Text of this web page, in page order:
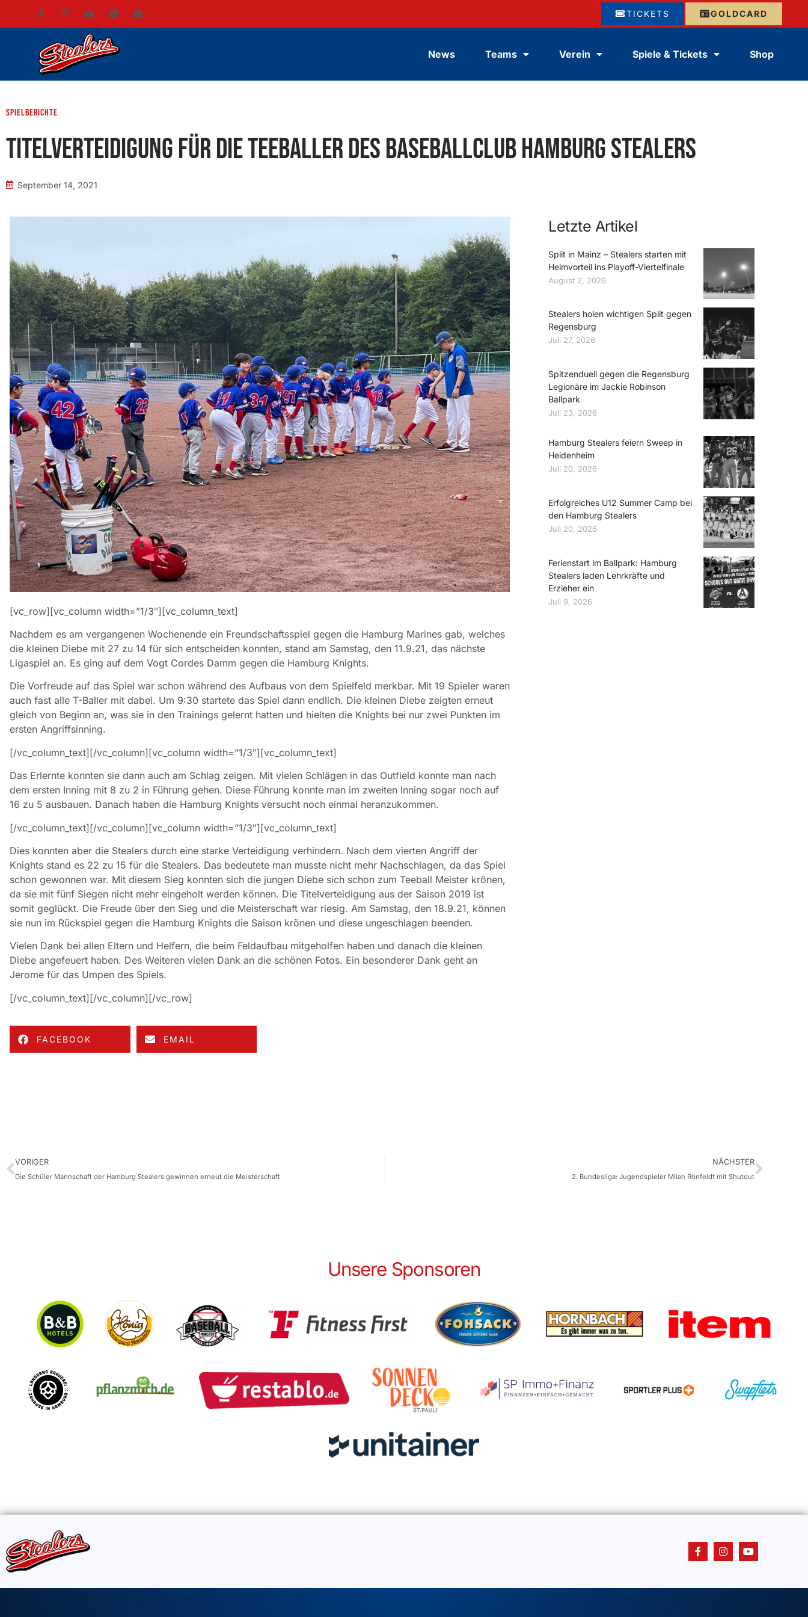
GOLDCARD
TICKETS
News Teams Verein Spiele & Tickets Shop
Spielberichte
Titelverteidigung für die Teeballer des Baseballclub Hamburg Stealers
September 14, 2021
[vc_row][vc_column width=”1/3″][vc_column_text]
Nachdem es am vergangenen Wochenende ein Freundschaftsspiel gegen die Hamburg Marines gab, welches
die kleinen Diebe mit 27 zu 14 für sich entscheiden konnten, stand am Samstag, den 11.9.21, das nächste
Ligaspiel an. Es ging auf dem Vogt Cordes Damm gegen die Hamburg Knights.
Die Vorfreude auf das Spiel war schon während des Aufbaus von dem Spielfeld merkbar. Mit 19 Spieler waren
auch fast alle T-Baller mit dabei. Um 9:30 startete das Spiel dann endlich. Die kleinen Diebe zeigten erneut
gleich von Beginn an, was sie in den Trainings gelernt hatten und hielten die Knights bei nur zwei Punkten im
ersten Angriffsinning.
[/vc_column_text][/vc_column][vc_column width=”1/3″][vc_column_text]
Das Erlernte konnten sie dann auch am Schlag zeigen. Mit vielen Schlägen in das Outfield konnte man nach
dem ersten Inning mit 8 zu 2 in Führung gehen. Diese Führung konnte man im zweiten Inning sogar noch auf
16 zu 5 ausbauen. Danach haben die Hamburg Knights versucht noch einmal heranzukommen.
[/vc_column_text][/vc_column][vc_column width=”1/3″][vc_column_text]
Dies konnten aber die Stealers durch eine starke Verteidigung verhindern. Nach dem vierten Angriff der
Knights stand es 22 zu 15 für die Stealers. Das bedeutete man musste nicht mehr Nachschlagen, da das Spiel
schon gewonnen war. Mit diesem Sieg konnten sich die jungen Diebe sich schon zum Teeball Meister krönen,
da sie mit fünf Siegen nicht mehr eingeholt werden können. Die Titelverteidigung aus der Saison 2019 ist
somit geglückt. Die Freude über den Sieg und die Meisterschaft war riesig. Am Samstag, den 18.9.21, können
sie nun im Rückspiel gegen die Hamburg Knights die Saison krönen und diese ungeschlagen beenden.
Vielen Dank bei allen Eltern und Helfern, die beim Feldaufbau mitgeholfen haben und danach die kleinen
Diebe angefeuert haben. Des Weiteren vielen Dank an die schönen Fotos. Ein besonderer Dank geht an
Jerome für das Umpen des Spiels.
[/vc_column_text][/vc_column][/vc_row]
FACEBOOK EMAIL
Letzte Artikel
Split in Mainz – Stealers starten mit
Heimvorteil ins Playoff-Viertelfinale
August 2, 2026
Stealers holen wichtigen Split gegen
Regensburg
Juli 27, 2026
Spitzenduell gegen die Regensburg
Legionäre im Jackie Robinson
Ballpark
Juli 23, 2026
Hamburg Stealers feiern Sweep in
Heidenheim
Juli 20, 2026
Erfolgreiches U12 Summer Camp bei
den Hamburg Stealers
Juli 20, 2026
Ferienstart im Ballpark: Hamburg
Stealers laden Lehrkräfte und
Erzieher ein
Juli 9, 2026
VORIGER
Die Schüler Mannschaft der Hamburg Stealers gewinnen erneut die Meisterschaft
NÄCHSTER
2. Bundesliga: Jugendspieler Milan Rönfeldt mit Shutout
Unsere Sponsoren